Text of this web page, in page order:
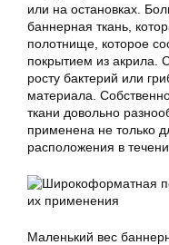
или на остановках.
баннерная ткань,
полотнище, которое
покрытием из акрила.
росту бактерий или
материала.
ткани довольно
применена не только
расположения в
Маленький вес